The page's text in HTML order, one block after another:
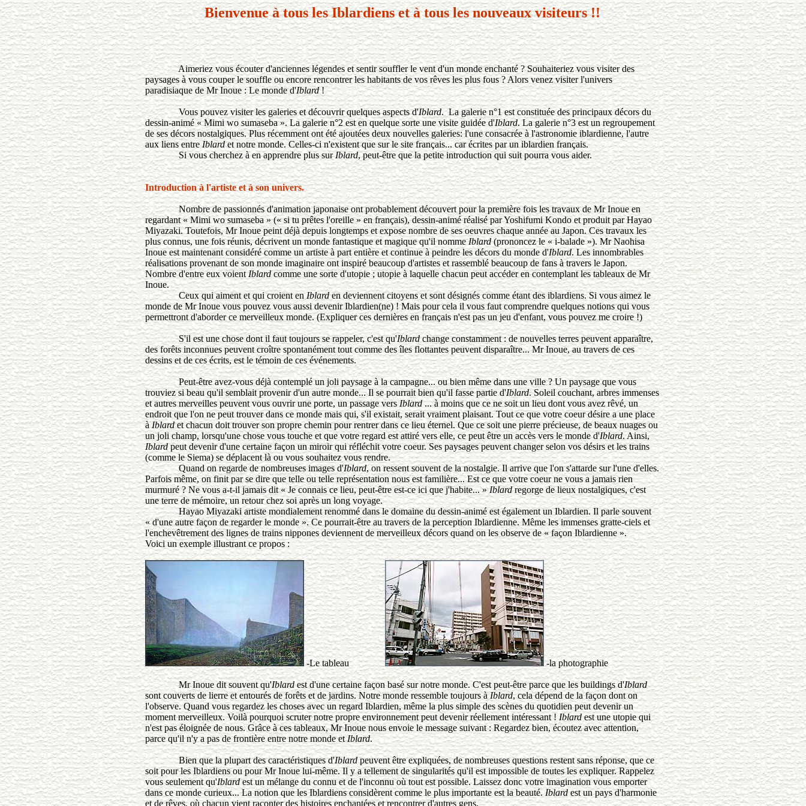
Bienvenue à tous les Iblardiens et à tous les nouveaux visiteurs !!
Aimeriez vous écouter d'anciennes légendes et sentir souffler le vent d'un monde enchanté ? Souhaiteriez vous visiter des
paysages à vous couper le souffle ou encore rencontrer les habitants de vos rêves les plus fous ? Alors venez visiter l'univers
paradisiaque de Mr Inoue : Le monde d'Iblard!
Vous pouvez visiter les galeries et découvrir quelques aspects d'Iblard. La galerie n°1 est constituée des principaux décors du
dessin-animé « Mimi wo sumaseba ». La galerie n°2 est en quelque sorte une visite guidée d'Iblard. La galerie n°3 est un regroupement
de ses décors nostalgiques. Plus récemment ont été ajoutées deux nouvelles galeries: l'une consacrée à l'astronomie iblardienne, l'autre
aux liens entreIblardet notre monde. Celles-ci n'existent que sur le site français... car écrites par un iblardien français.
Si vous cherchez à en apprendre plus surIblard, peut-être que la petite introduction qui suit pourra vous aider.
Introduction à l'artiste et à son univers.
Nombre de passionnés d'animation japonaise ont probablement découvert pour la première fois les travaux de Mr Inoue en
regardant « Mimi wo sumaseba » (« si tu prêtes l'oreille » en français), dessin-animé réalisé par Yoshifumi Kondo et produit par Hayao
Miyazaki. Toutefois, Mr Inoue peint déjà depuis longtemps et expose nombre de ses oeuvres chaque année au Japon. Ces travaux les
plus connus, une fois réunis, décrivent un monde fantastique et magique qu'il nommeIblard(prononcez le « i-balade »). Mr Naohisa
Inoue est maintenant considéré comme un artiste à part entière et continue à peindre les décors du monde d'Iblard. Les innombrables
réalisations provenant de son monde imaginaire ont inspiré beaucoup d'artistes et rassemblé beaucoup de fans à travers le Japon.
Nombre d'entre eux voientIblardcomme une sorte d'utopie ; utopie à laquelle chacun peut accéder en contemplant les tableaux de Mr
Inoue.
Ceux qui aiment et qui croient enIblarden deviennent citoyens et sont désignés comme étant des iblardiens. Si vous aimez le
monde de Mr Inoue vous pouvez vous aussi devenir Iblardien(ne) ! Mais pour cela il vous faut comprendre quelques notions qui vous
permettront d'aborder ce merveilleux monde. (Expliquer ces dernières en français n'est pas un jeu d'enfant, vous pouvez me croire !)
S'il est une chose dont il faut toujours se rappeler, c'est qu'Iblardchange constamment : de nouvelles terres peuvent apparaître,
des forêts inconnues peuvent croître spontanément tout comme des îles flottantes peuvent disparaître... Mr Inoue, au travers de ces
dessins et de ces écrits, est le témoin de ces événements.
Peut-être avez-vous déjà contemplé un joli paysage à la campagne... ou bien même dans une ville ? Un paysage que vous
trouviez si beau qu'il semblait provenir d'un autre monde... Il se pourrait bien qu'il fasse partie d'Iblard. Soleil couchant, arbres immenses
et autres merveilles peuvent vous ouvrir une porte, un passage versIblard... à moins que ce ne soit un lieu dont vous avez rêvé, un
endroit que l'on ne peut trouver dans ce monde mais qui, s'il existait, serait vraiment plaisant. Tout ce que votre coeur désire a une place
àIblardet chacun doit trouver son propre chemin pour rentrer dans ce lieu éternel. Que ce soit une pierre précieuse, de beaux nuages ou
un joli champ, lorsqu'une chose vous touche et que votre regard est attiré vers elle, ce peut être un accès vers le monde d'Iblard. Ainsi,
Iblardpeut devenir d'une certaine façon un miroir qui réfléchit votre coeur. Ses paysages peuvent changer selon vos désirs et les trains
(comme le Siema) se déplacent là ou vous souhaitez vous rendre.
Quand on regarde de nombreuses images d'Iblard, on ressent souvent de la nostalgie. Il arrive que l'on s'attarde sur l'une d'elles.
Parfois même, on finit par se dire que telle ou telle représentation nous est familière... Est ce que votre coeur ne vous a jamais rien
murmuré ? Ne vous a-t-il jamais dit « Je connais ce lieu, peut-être est-ce ici que j'habite... »Iblardregorge de lieux nostalgiques, c'est
une terre de mémoire, un retour chez soi après un long voyage.
Hayao Miyazaki artiste mondialement renommé dans le domaine du dessin-animé est également un Iblardien. Il parle souvent
« d'une autre façon de regarder le monde ». Ce pourrait-être au travers de la perception Iblardienne. Même les immenses gratte-ciels et
l'enchevêtrement des lignes de trains nippones deviennent de merveilleux décors quand on les observe de « façon Iblardienne ».
Voici un exemple illustrant ce propos :
-Le tableau -la photographie
Mr Inoue dit souvent qu'Iblardest d'une certaine façon basé sur notre monde. C'est peut-être parce que les buildings d'Iblard
sont couverts de lierre et entourés de forêts et de jardins. Notre monde ressemble toujours àIblard, cela dépend de la façon dont on
l'observe. Quand vous regardez les choses avec un regard Iblardien, même la plus simple des scènes du quotidien peut devenir un
moment merveilleux. Voilà pourquoi scruter notre propre environnement peut devenir réellement intéressant !Iblardest une utopie qui
n'est pas éloignée de nous. Grâce à ces tableaux, Mr Inoue nous envoie le message suivant : Regardez bien, écoutez avec attention,
parce qu'il n'y a pas de frontière entre notre monde etIblard.
Bien que la plupart des caractéristiques d'Iblardpeuvent être expliquées, de nombreuses questions restent sans réponse, que ce
soit pour les Iblardiens ou pour Mr Inoue lui-même. Il y a tellement de singularités qu'il est impossible de toutes les expliquer. Rappelez
vous seulement qu'Iblardest un mélange du connu et de l'inconnu où tout est possible. Laissez donc votre imagination vous emporter
dans ce monde curieux... La notion que les Iblardiens considèrent comme le plus importante est la beauté.Iblardest un pays d'harmonie
et de rêves, où chacun vient raconter des histoires enchantées et rencontrer d'autres gens.